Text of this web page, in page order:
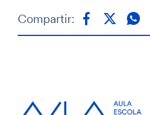
Compartir: